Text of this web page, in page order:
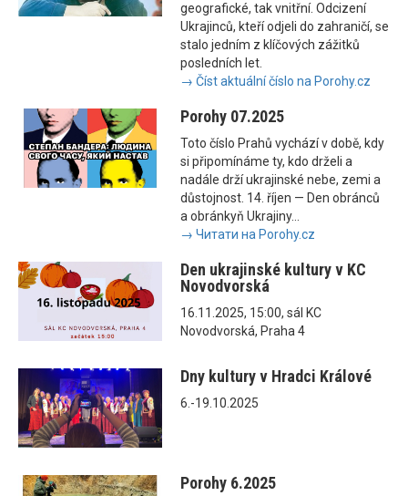
geografické, tak vnitřní. Odcizení
Ukrajinců, kteří odjeli do zahraničí, se
stalo jedním z klíčových zážitků
posledních let.
→ Číst aktuální číslo na Porohy.cz
Porohy 07.2025
Toto číslo Prahů vychází v době, kdy
si připomínáme ty, kdo drželi a
nadále drží ukrajinské nebe, zemi a
důstojnost. 14. říjen — Den obránců
a obránkyň Ukrajiny...
→ Читати на Porohy.cz
Den ukrajinské kultury v KC
Novodvorská
16.11.2025, 15:00, sál KC
Novodvorská, Praha 4
Dny kultury v Hradci Králové
6.-19.10.2025
Porohy 6.2025